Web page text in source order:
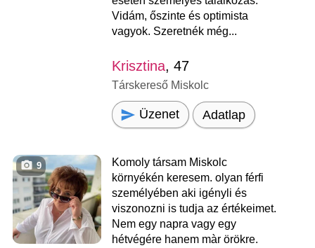
Vidám, őszinte és optimista
vagyok. Szeretnék még...
Krisztina, 47
Társkereső Miskolc
Üzenet Adatlap
9
Komoly társam Miskolc
környékén keresem. olyan férfi
személyében aki igényli és
viszonozni is tudja az értékeimet.
Nem egy napra vagy egy
hétvégére hanem màr örökre.